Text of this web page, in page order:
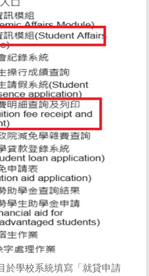
於學校系統填寫「就貸申請